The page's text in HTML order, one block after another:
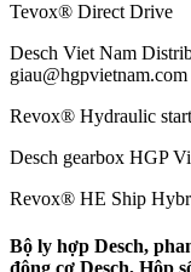
Tevox® Direct Drive
Desch Viet Nam
giau@hgpvietnam.com
Revox® Hydraulic
Desch gearbox HGP
Revox® HE Ship
Bộ ly hợp Desch,